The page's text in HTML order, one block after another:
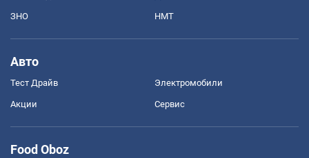
ЗНО НМТ
Авто
Тест Драйв Электромобили
Акции Сервис
Food Oboz